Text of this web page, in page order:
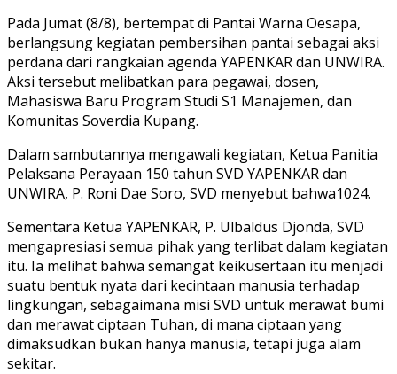
Pada Jumat (8/8), bertempat di Pantai Warna Oesapa,
berlangsung kegiatan pembersihan pantai sebagai aksi
perdana dari rangkaian agenda YAPENKAR dan UNWIRA.
Aksi tersebut melibatkan para pegawai, dosen,
Mahasiswa Baru Program Studi S1 Manajemen, dan
Komunitas Soverdia Kupang.
Dalam sambutannya mengawali kegiatan, Ketua Panitia
Pelaksana Perayaan 150 tahun SVD YAPENKAR dan
UNWIRA, P. Roni Dae Soro, SVD menyebut bahwa1024.
Sementara Ketua YAPENKAR, P. Ulbaldus Djonda, SVD
mengapresiasi semua pihak yang terlibat dalam kegiatan
itu. Ia melihat bahwa semangat keikusertaan itu menjadi
suatu bentuk nyata dari kecintaan manusia terhadap
lingkungan, sebagaimana misi SVD untuk merawat bumi
dan merawat ciptaan Tuhan, di mana ciptaan yang
dimaksudkan bukan hanya manusia, tetapi juga alam
sekitar.